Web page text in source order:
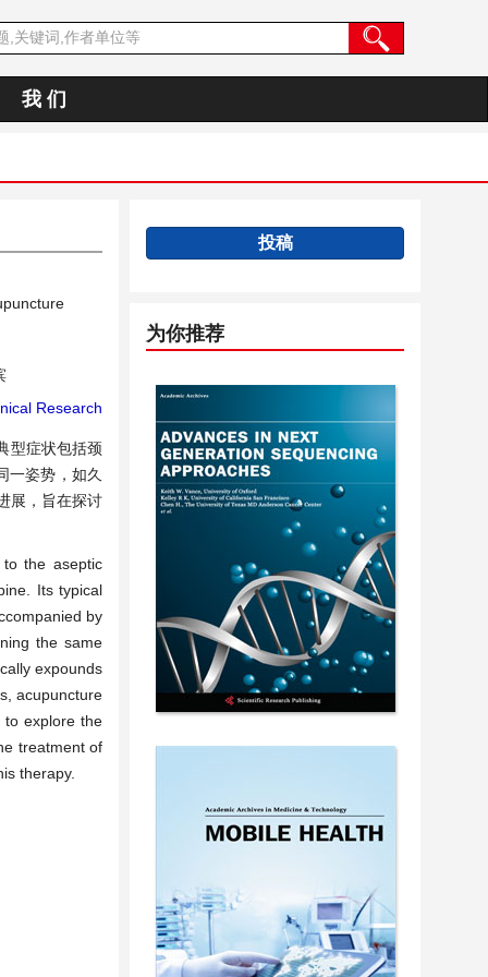
我 们
Research
型症状包括颈
一姿势，如久
展，旨在探讨
the aseptic
Its typical
by
the same
expounds
acupuncture
to explore the
treatment of
therapy.
投稿
为你推荐